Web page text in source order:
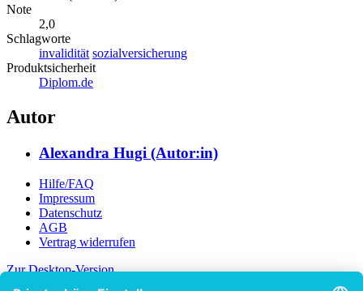
Note
2,0
Schlagworte
invalidität sozialversicherung
Produktsicherheit
Diplom.de
Autor
Alexandra Hugi (Autor:in)
Hilfe/FAQ
Impressum
Datenschutz
AGB
Vertrag widerrufen
Zur Desktop-Version
powered